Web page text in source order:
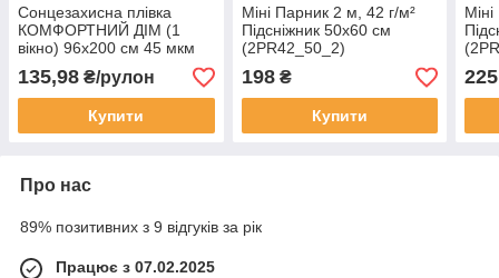
Сонцезахисна плівка
КОМФОРТНИЙ ДІМ (1
вікно) 96х200 см 45 мкм
(KD96200)
135,98 ₴/рулон
Купити
Міні Парник 2 м, 42 г/м²
Підсніжник 50х60 см
(2PR42_50_2)
198₴
Купити
225
Про нас
89% позитивних з 9 відгуків за рік
Працює з 07.02.2025